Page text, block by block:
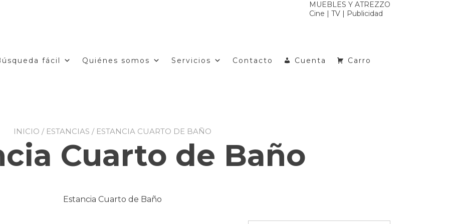
MUEBLES Y ATREZZO
Cine | TV | Publicidad
fácil Quiénes somos Servicios Contacto Cuenta Carro
INICIO / ESTANCIAS / ESTANCIA CUARTO DE BAÑO
Cuarto de Baño
Estancia Cuarto de Baño